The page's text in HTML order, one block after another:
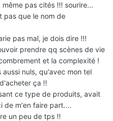
pas cités !!! sourire...
pas que le nom de
pas mal, je dois dire !!!
prendre qq scènes de vie
et la complexité !
nuls, qu'avec mon tel
ça !!
ce type de produits, avait
de m'en faire part....
un peu de tps !!